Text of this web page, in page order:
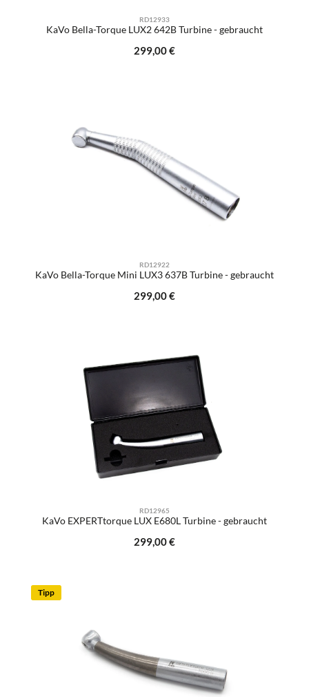
RD12933
KaVo Bella-Torque LUX2 642B Turbine - gebraucht
Regulärer Preis:
299,00 €
RD12922
KaVo Bella-Torque Mini LUX3 637B Turbine - gebraucht
Regulärer Preis:
299,00 €
RD12965
KaVo EXPERTtorque LUX E680L Turbine - gebraucht
Regulärer Preis:
299,00 €
Tipp